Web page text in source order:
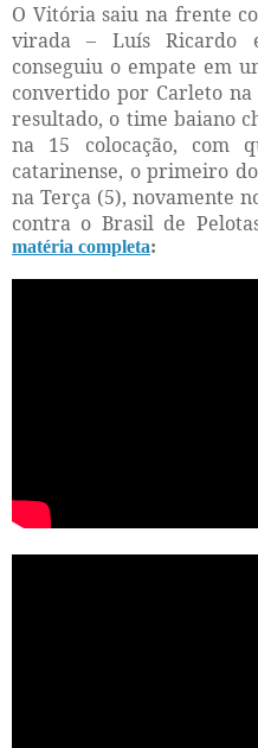
O Vitória saiu na frente
virada – Luís Ricardo
conseguiu o empate em
convertido por Carleto
resultado, o time baiano
na 15 colocação, com
catarinense, o primeiro
na Terça (5), novamente
contra o Brasil de
matéria completa: